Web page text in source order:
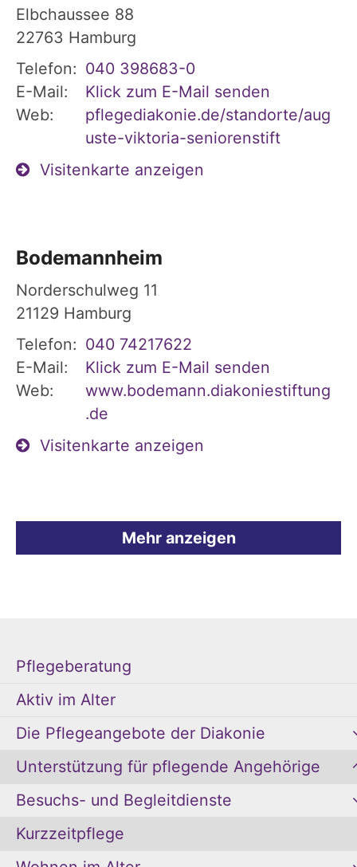
Elbchaussee 88
22763 Hamburg
Telefon: 040 398683-0
E-Mail:
Klick zum E-Mail senden
Web:
pflegediakonie.de/standorte/aug
uste-viktoria-seniorenstift
Visitenkarte anzeigen
Bodemannheim
Norderschulweg 11
21129 Hamburg
Telefon: 040 74217622
E-Mail:
Klick zum E-Mail senden
Web:
www.bodemann.diakoniestiftung
.de
Visitenkarte anzeigen
Mehr anzeigen
Pflegeberatung
Aktiv im Alter
Die Pflegeangebote der Diakonie
Unterstützung für pflegende Angehörige
Besuchs- und Begleitdienste
Kurzzeitpflege